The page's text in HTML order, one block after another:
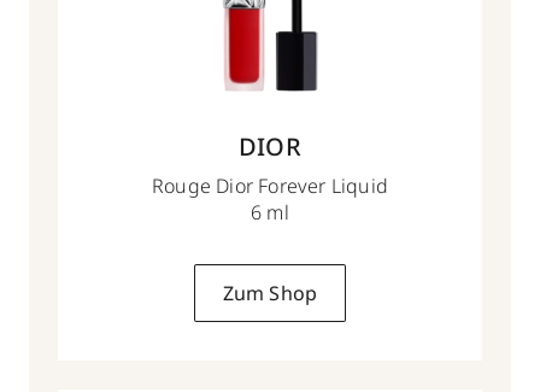
DIOR
Rouge Dior Forever Liquid
6 ml
Zum Shop